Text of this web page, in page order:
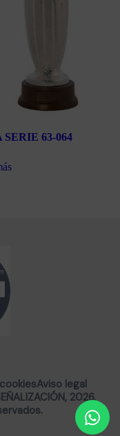
SERIE 63-064
2026.
Aviso legal